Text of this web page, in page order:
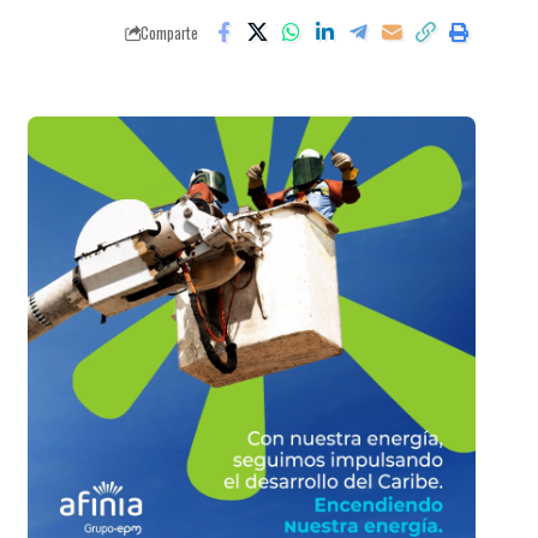
Comparte